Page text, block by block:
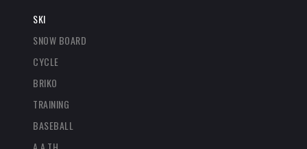
SKI
SNOW BOARD
CYCLE
BRIKO
TRAINING
BASEBALL